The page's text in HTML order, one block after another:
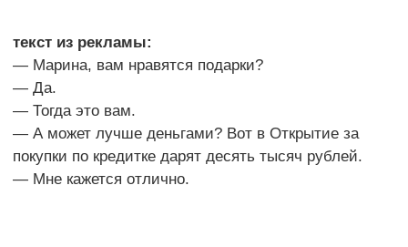
текст из рекламы:
— Марина, вам нравятся подарки?
— Да.
— Тогда это вам.
— А может лучше деньгами? Вот в Открытие за
покупки по кредитке дарят десять тысяч рублей.
— Мне кажется отлично.